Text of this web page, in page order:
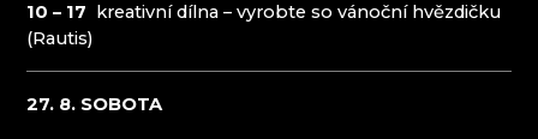
10 – 17 kreativní dílna – vyrobte so vánoční hvězdičku
(Rautis)
27. 8. SOBOTA